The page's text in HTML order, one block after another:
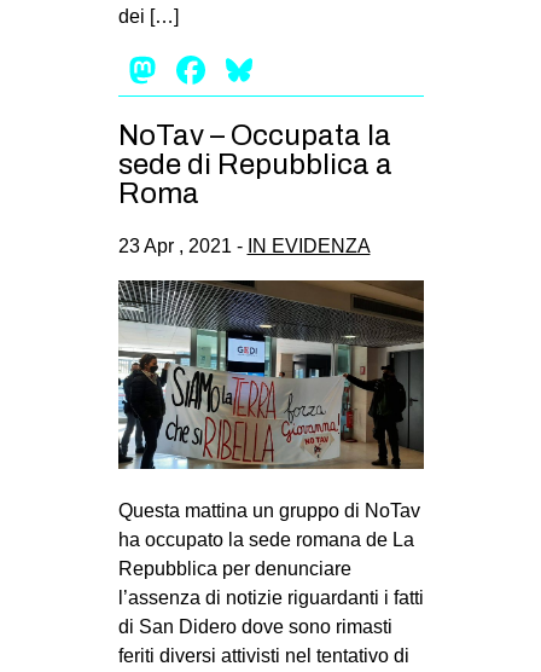
dei […]
Mastodon
Facebook
NoTav – Occupata la
sede di Repubblica a
Roma
23 Apr , 2021 - IN EVIDENZA
Questa mattina un gruppo di NoTav
ha occupato la sede romana de La
Repubblica per denunciare
l’assenza di notizie riguardanti i fatti
di San Didero dove sono rimasti
feriti diversi attivisti nel tentativo di